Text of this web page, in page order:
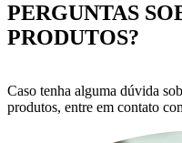
PERGUNTAS
PRODUTOS?
Caso tenha alguma dúvida
produtos, entre em contato